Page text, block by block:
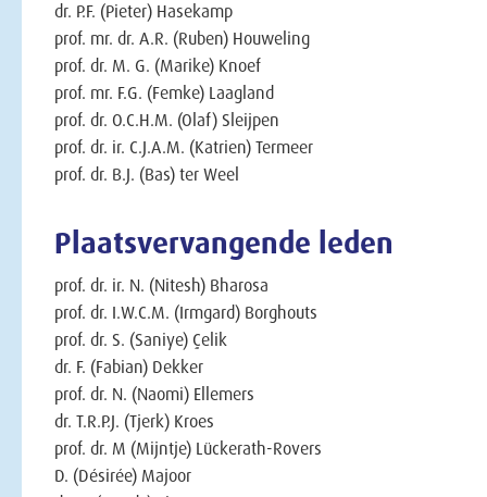
dr. P.F. (Pieter) Hasekamp
prof. mr. dr. A.R. (Ruben) Houweling
prof. dr. M. G. (Marike) Knoef
prof. mr. F.G. (Femke) Laagland
prof. dr. O.C.H.M. (Olaf) Sleijpen
prof. dr. ir. C.J.A.M. (Katrien) Termeer
prof. dr. B.J. (Bas) ter Weel
Plaatsvervangende leden
prof. dr. ir. N. (Nitesh) Bharosa
prof. dr. I.W.C.M. (Irmgard) Borghouts
prof. dr. S. (Saniye) Çelik
dr. F. (Fabian) Dekker
prof. dr. N. (Naomi) Ellemers
dr. T.R.P.J. (Tjerk) Kroes
prof. dr. M (Mijntje) Lückerath-Rovers
D. (Désirée) Majoor